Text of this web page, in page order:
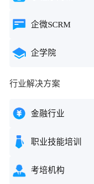
企微SCRM
企学院
行业解决方案
金融行业
职业技能培训
考培机构